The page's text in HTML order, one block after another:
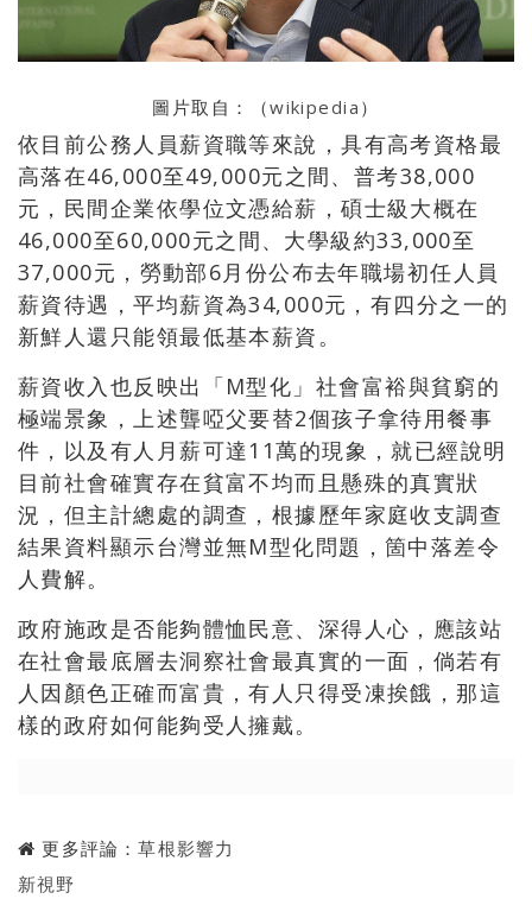
圖片取自：（wikipedia ）
依目前公務人員薪資職等來說，具有高考資格最
高落在46,000至49,000元之間、普考38,000
元，民間企業依學位文憑給薪，碩士級大概在
46,000至60,000元之間、大學級約33,000至
37,000元，勞動部6 月份公布去年職場初任人員
薪資待遇，平均薪資為34,000元，有四分之一的
新鮮人還只能領最低基本薪資。
薪資收入也反映出「M型化」社會富裕與貧窮的
極端景象，上述聾啞父要替2個孩子拿待用餐事
件，以及有人月薪可達 11萬的現象，就已經說明
目前社會確實存在貧富不均而且懸殊的真實狀
況，但主計總處的調查，根據歷年家庭收支調查
結果資料顯示台灣並無M型化問題，箇中落差令
人費解。
政府施政是否能夠體恤民意、深得人心，應該站
在社會最底層去洞察社會最真實的一面，倘若有
人因顏色正確而富貴，有人只得受凍挨餓，那這
樣的政府如何能夠受人擁戴。
更多評論：草根影響力
新視野